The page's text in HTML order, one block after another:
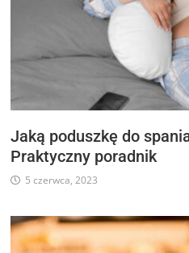
Jaką poduszkę do
Praktyczny poradnik
5 czerwca, 2023